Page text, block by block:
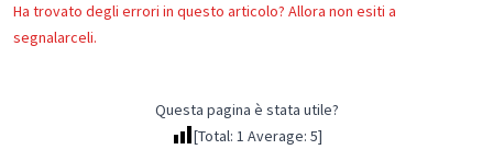
Ha trovato degli errori in questo articolo? Allora non esiti a
segnalarceli.
Questa pagina è stata utile?
[Total: 1 Average: 5]